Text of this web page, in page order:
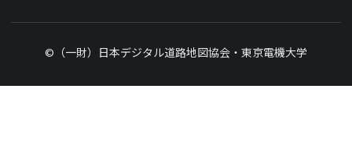
©（一財）日本デジタル道路地図協会・東京電機大学